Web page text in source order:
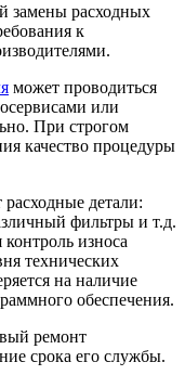
замены расходных
к
может проводиться
или
При строгом
качество процедуры
детали:
фильтры и т.д.
износа
технических
на наличие
обеспечения.
ремонт
срока его службы.